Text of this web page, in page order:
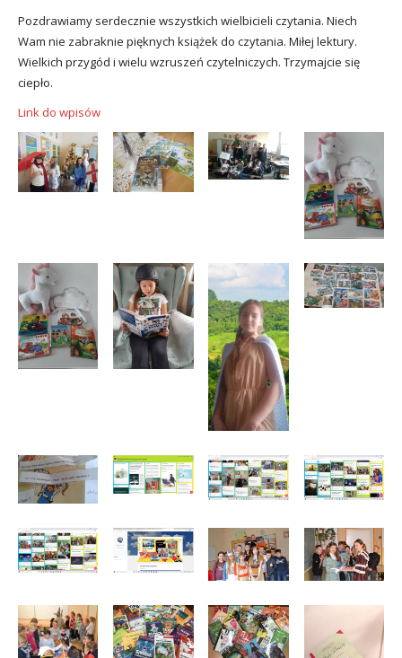
Pozdrawiamy serdecznie wszystkich wielbicieli czytania. Niech
Wam nie zabraknie pięknych książek do czytania. Miłej lektury.
Wielkich przygód i wielu wzruszeń czytelniczych. Trzymajcie się
ciepło.
Link do wpisów